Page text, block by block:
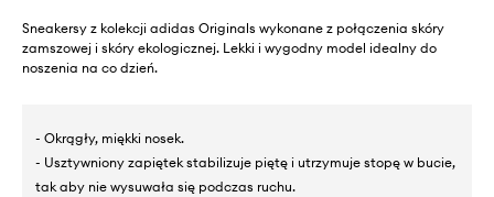
Sneakersy z kolekcji adidas Originals wykonane z połączenia skóry
zamszowej i skóry ekologicznej. Lekki i wygodny model idealny do
noszenia na co dzień.
- Okrągły, miękki nosek.
- Usztywniony zapiętek stabilizuje piętę i utrzymuje stopę w bucie,
tak aby nie wysuwała się podczas ruchu.